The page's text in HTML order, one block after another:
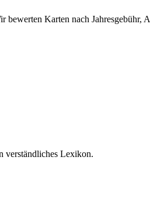
Karten nach Jahresgebühr,
verständliches Lexikon.